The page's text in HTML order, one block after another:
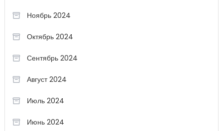
Ноябрь 2024
Октябрь 2024
Сентябрь 2024
Август 2024
Июль 2024
Июнь 2024